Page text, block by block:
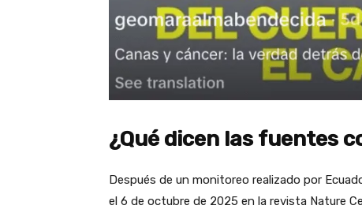
¿Qué dicen las fuentes
Después de un monitoreo realizado por
el 6 de octubre de 2025 en la revista Nature